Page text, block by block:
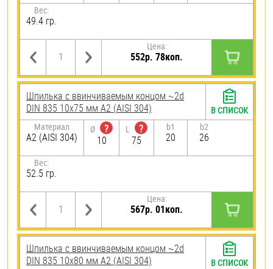
Вес:
49.4 гр.
Цена:
552р. 78коп.
Шпилька c ввинчиваемым концом ~2d
DIN 835 10х75 мм А2 (AISI 304)
Материал
А2 (AISI 304)
Ø
?
10
L
?
75
b1
20
b2
26
Вес:
52.5 гр.
Цена:
567р. 01коп.
В СПИСОК
Шпилька c ввинчиваемым концом ~2d
DIN 835 10х80 мм А2 (AISI 304)
В СПИСОК